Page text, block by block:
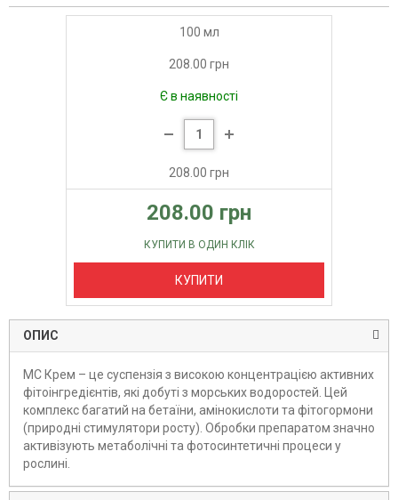
100 мл
208.00 грн
Є в наявності
208.00 грн
208.00 грн
КУПИТИ В ОДИН КЛІК
КУПИТИ
ОПИС
МС Крем – це суспензія з високою концентрацією активних
фітоінгредієнтів, які добуті з морських водоростей. Цей
комплекс багатий на бетаїни, амінокислоти та фітогормони
(природні стимулятори росту). Обробки препаратом значно
активізують метаболічні та фотосинтетичні процеси у
рослині.